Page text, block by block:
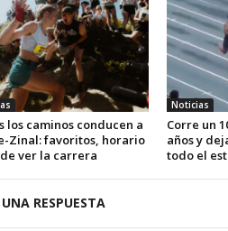
los caminos conducen a
Zinal: favoritos, horario
ver la carrera
Noticias
Corre un
años y
todo el
UNA RESPUESTA